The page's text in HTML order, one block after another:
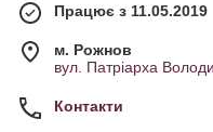
Працює з 11.05.2019
м. Рожнов
вул. Патріарха
Контакти